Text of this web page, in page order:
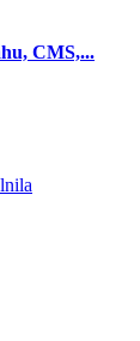
CMS,...